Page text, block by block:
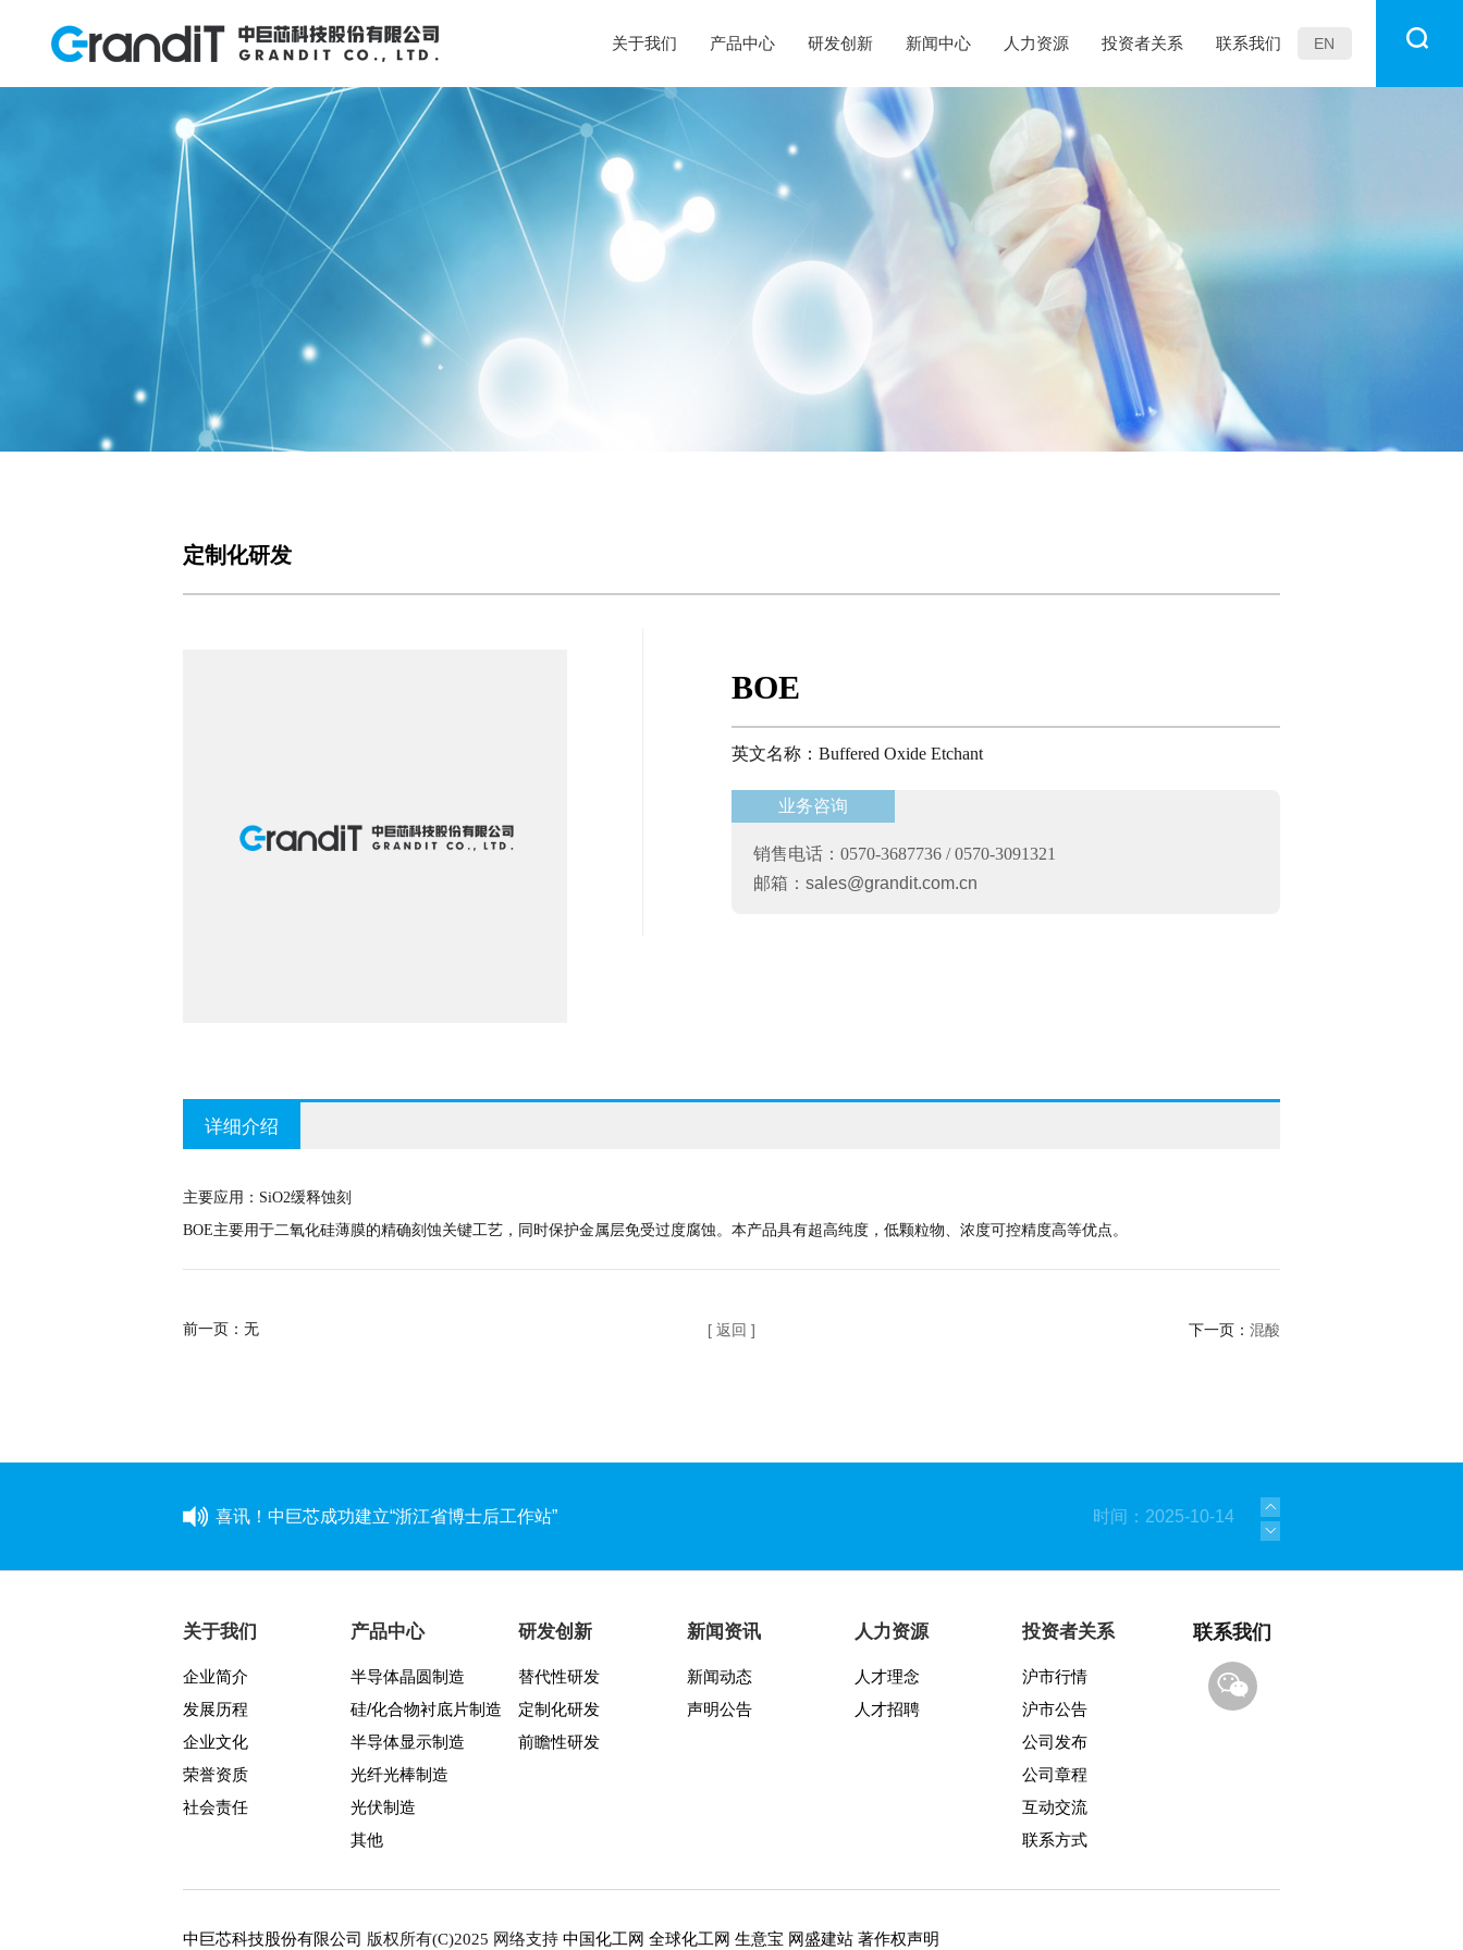
关于我们 产品中心 研发创新 新闻中心 人力资源 投资者关系 联系我们 EN
ABOUT US
关于我们
企业简介
发展历程
企业文化
荣誉资质
社会责任
PRODUCTS
产品中心
半导体晶圆制造
硅/化合物衬底片制造
半导体显示制造
光纤光棒制造
光伏制造
R&D
研发创新
替代性研发
前瞻性研发
NEWS
新闻中心
新闻动态
声明公告
HUMAN RESOURCES
人力资源
人才理念
人才招聘
INVESTOR RELATIONS
投资者关系
定制化研发
BOE
英文名称：Buffered Oxide Etchant
业务咨询
销售电话：0570-3687736 / 0570-3091321
邮箱： sales@grandit.com.cn
详细介绍
主要应用：SiO2缓释蚀刻
BOE主要用于二氧化硅薄膜的精确刻蚀关键工艺，同时保护金属层免受过度腐蚀。本产品具有超高纯度，低颗粒物、浓度可控精度高等优点。
前一页：无 [ 返回 ] 下一页： 混酸
喜讯！中巨芯成功建立“浙江省博士后工作站” 时间：2025-10-14
同心同行 见证成长——中巨芯上市两周年纪念活动圆满结束 时间：2025-09-08
学芯谱理念 做靠谱者--中巨芯靠谱文化宣讲月活动圆满收官 时间：2025-06-05
因为靠谱 所以信赖 | 中巨芯《芯谱》发布会暨“靠谱2025-2027”落地规划启动仪式 时间：2025-01-21
中巨芯(688549)今日成功登陆上交所科创板！
中巨芯参展SEMICON China 2021
八年靠谱路 芯程共奔赴——首届靠谱文化节开幕式暨八周年庆活动圆满举行
关于我们
企业简介
发展历程
企业文化
荣誉资质
社会责任
产品中心
半导体晶圆制造
硅/化合物衬底片制造
半导体显示制造
光纤光棒制造
光伏制造
其他
研发创新
替代性研发
定制化研发
前瞻性研发
新闻资讯
新闻动态
声明公告
人力资源
人才理念
人才招聘
投资者关系
沪市行情
沪市公告
公司发布
公司章程
互动交流
联系方式
联系我们
中巨芯科技股份有限公司 版权所有(C)2025 网络支持 中国化工网 全球化工网 生意宝 网盛建站 著作权声明